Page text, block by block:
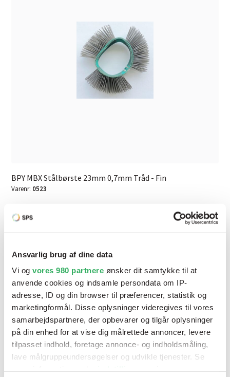
Ansvarlig brug af dine data
Vi og vores 980 partnere ønsker dit samtykke til at
anvende cookies og indsamle persondata om IP-
adresse, ID og din browser til præferencer, statistik og
marketingformål. Disse oplysninger videregives til vores
samarbejdspartnere, der opbevarer og tilgår oplysninger
på din enhed for at vise dig målrettede annoncer, levere
tilpasset indhold, foretage annonce- og indholdsmåling,
lave målgruppeundersøgelser og udvikle tjenester. Se
BPY MBX Stålbørste 23mm 0,7mm Tråd - Fin
Varenr: 0523